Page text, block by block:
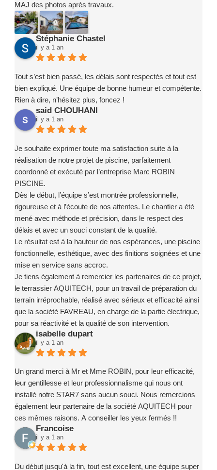
MAJ des photos après travaux.
Stéphanie Chastel
il y a 1 an
Tout s’est bien passé, les délais sont respectés et tout est
bien expliqué. Une équipe de bonne humeur et compétente.
Rien à dire, n’hésitez plus, foncez !
said CHOUHANI
il y a 1 an
Je souhaite exprimer toute ma satisfaction suite à la
réalisation de notre projet de piscine, parfaitement
coordonné et exécuté par l’entreprise Marc ROBIN
PISCINE.
Dès le début, l’équipe s’est montrée professionnelle,
rigoureuse et à l’écoute de nos attentes. Le chantier a été
mené avec méthode et précision, dans le respect des
délais et avec un souci constant de la qualité.
Le résultat est à la hauteur de nos espérances, une piscine
fonctionnelle, esthétique, avec des finitions soignées et une
mise en service sans accroc.
Je tiens également à remercier les partenaires de ce projet,
le terrassier AQUITECH, pour un travail de préparation du
terrain irréprochable, réalisé avec sérieux et efficacité ainsi
que la société FAVREAU, en charge de la partie électrique,
pour sa réactivité et la qualité de son intervention.
Ce projet a été un exemple de coordination réussie, grâce à
des intervenants compétents, fiables et investis.
Je recommande sans la moindre hésitation l’entreprise
Marc ROBIN PISCINE et ses partenaires à toute personne
souhaitant concrétiser un projet de piscine en toute
confiance.
isabelle dupart
il y a 1 an
Un grand merci à Mr et Mme ROBIN, pour leur efficacité,
leur gentillesse et leur professionnalisme qui nous ont
installé notre STAR7 sans aucun souci. Nous remercions
également leur partenaire de la société AQUITECH pour
ces mêmes raisons. A conseiller les yeux fermés !!
Francoise
il y a 1 an
Du début jusqu'à la fin, tout est excellent, une équipe super